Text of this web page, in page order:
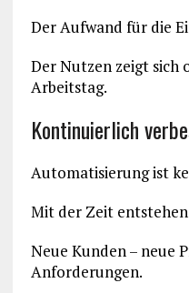
Der Aufwand für die
Der Nutzen zeigt sich
Arbeitstag.
Kontinuierlich
Automatisierung ist
Mit der Zeit entstehen
Neue Kunden – neue
Anforderungen.